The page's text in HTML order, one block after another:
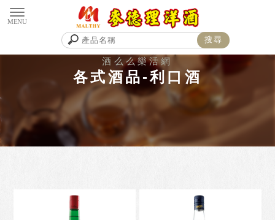
各式酒品-利口酒